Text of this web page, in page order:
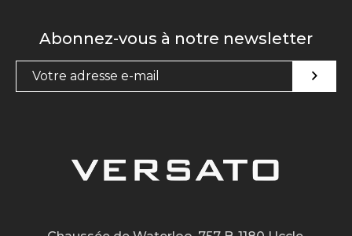
Abonnez-vous à notre newsletter